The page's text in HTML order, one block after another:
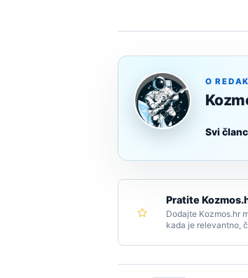
O
Svi
Pratite
Dodajte Kozmos.hr
kada je relevantno,